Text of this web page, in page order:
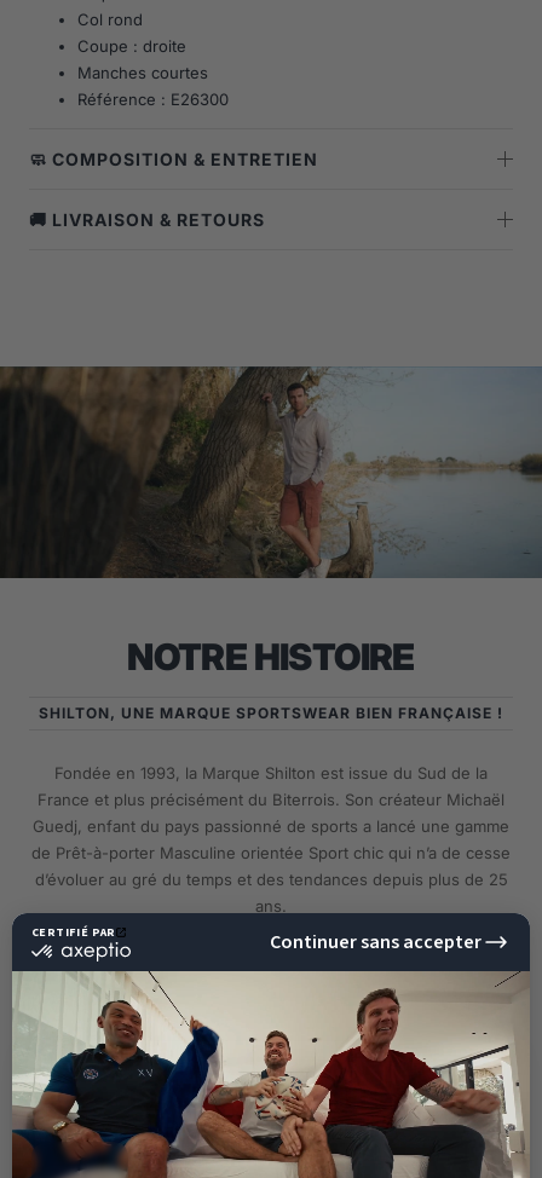
Col rond
Coupe : droite
Manches courtes
Référence : E26300
🧼 COMPOSITION & ENTRETIEN
🚚 LIVRAISON & RETOURS
NOTRE HISTOIRE
SHILTON, UNE MARQUE SPORTSWEAR BIEN FRANÇAISE !
Fondée en 1993, la Marque Shilton est issue du Sud de la
France et plus précisément du Biterrois. Son créateur Michaël
Guedj, enfant du pays passionné de sports a lancé une gamme
de Prêt-à-porter Masculine orientée Sport chic qui n’a de cesse
d’évoluer au gré du temps et des tendances depuis plus de 25
ans.
10%DE RÉDUCTION
SUR VOTRE PROCHAINE
COMMANDE !